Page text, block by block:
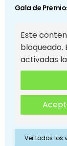
Gala de
Este
activadas
Ver todos los